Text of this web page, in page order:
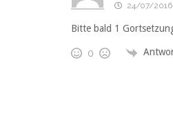
24/07/2016
Bitte bald 1
0